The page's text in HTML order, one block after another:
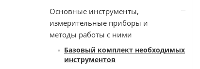
Основные инструменты,
измерительные приборы и
методы работы с ними
Базовый комплект необходимых
инструментов